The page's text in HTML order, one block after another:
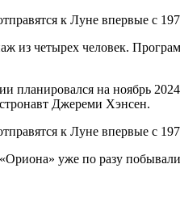
четырех человек.
планировался на ноябрь
Джереми Хэнсен.
уже по разу